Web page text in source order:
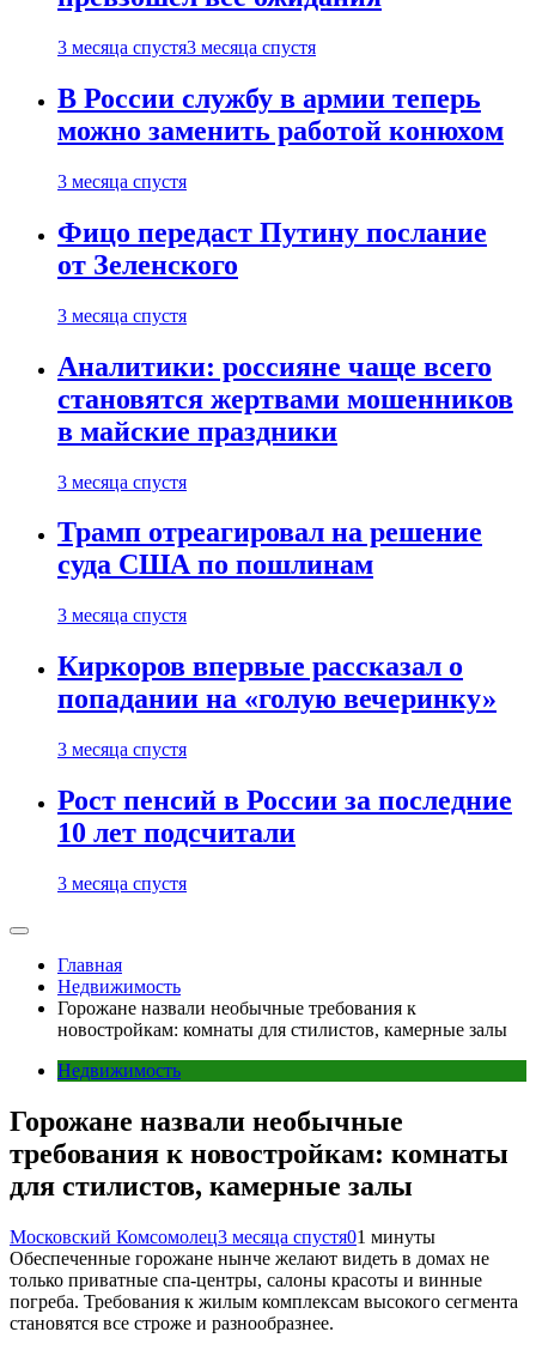
3 месяца спустя3 месяца спустя
В России службу в армии теперь
можно заменить работой конюхом
3 месяца спустя
Фицо передаст Путину послание
от Зеленского
3 месяца спустя
Аналитики: россияне чаще всего
становятся жертвами мошенников
в майские праздники
3 месяца спустя
Трамп отреагировал на решение
суда США по пошлинам
3 месяца спустя
Киркоров впервые рассказал о
попадании на «голую вечеринку»
3 месяца спустя
Рост пенсий в России за последние
10 лет подсчитали
3 месяца спустя
Главная
Недвижимость
Горожане назвали необычные требования к
новостройкам: комнаты для стилистов, камерные залы
Недвижимость
Горожане назвали необычные
требования к новостройкам: комнаты
для стилистов, камерные залы
Московский Комсомолец3 месяца спустя01 минуты
Обеспеченные горожане нынче желают видеть в домах не
только приватные спа-центры, салоны красоты и винные
погреба. Требования к жилым комплексам высокого сегмента
становятся все строже и разнообразнее.